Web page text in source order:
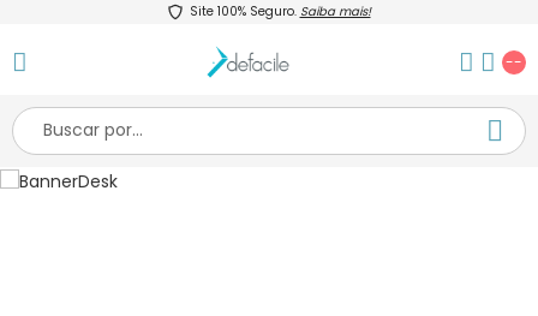
Site 100% Seguro. Saiba mais!
--